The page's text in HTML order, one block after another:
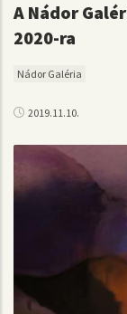
A Nádor
2020-ra
Nádor Galéria
2019.11.10.